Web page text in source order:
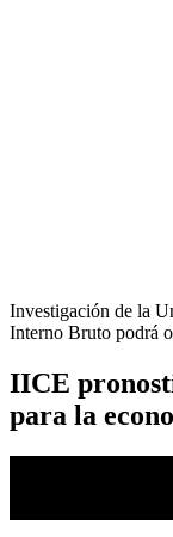
Investigación de la
Interno Bruto podrá
IICE
para la